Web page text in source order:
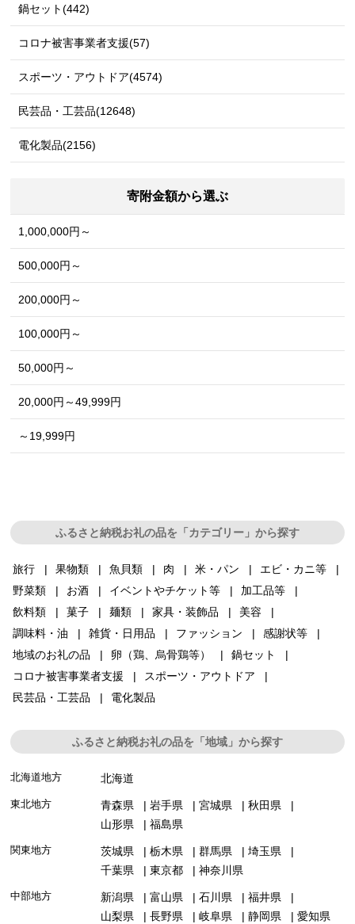
鍋セット(442)
コロナ被害事業者支援(57)
スポーツ・アウトドア(4574)
民芸品・工芸品(12648)
電化製品(2156)
寄附金額から選ぶ
1,000,000円～
500,000円～
200,000円～
100,000円～
50,000円～
20,000円～49,999円
～19,999円
ふるさと納税お礼の品を「カテゴリー」から探す
旅行 果物類 魚貝類 肉 米・パン
エビ・カニ等
野菜類
お酒 イベントやチケット等
加工品等
飲料類
菓子 麺類 家具・装飾品
美容
調味料・油
雑貨・日用品 ファッション
感謝状等
地域のお礼の品
卵（鶏、烏骨鶏等）
鍋セット
コロナ被害事業者支援
スポーツ・アウトドア
民芸品・工芸品
電化製品
ふるさと納税お礼の品を「地域」から探す
北海道地方 北海道
東北地方 青森県 岩手県 宮城県
秋田県
山形県
福島県
関東地方 茨城県 栃木県 群馬県
埼玉県
千葉県
東京都 神奈川県
中部地方 新潟県 富山県 石川県
福井県
山梨県
長野県 岐阜県 静岡県 愛知県